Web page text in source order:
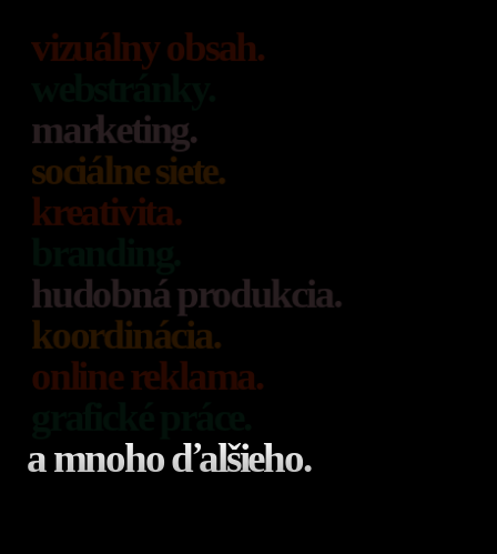
vizuálny obsah.
marketing.
sociálne siete.
kreativita.
hudobná produkcia.
koordinácia.
online reklama.
a mnoho ďalšieho.